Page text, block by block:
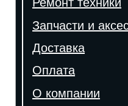
Запчасти и
Доставка
Оплата
О компании